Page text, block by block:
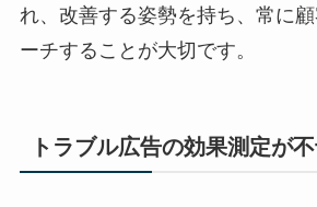
れ、改善する姿勢を持ち、常に
ーチすることが大切です。
トラブル広告の効果測定が